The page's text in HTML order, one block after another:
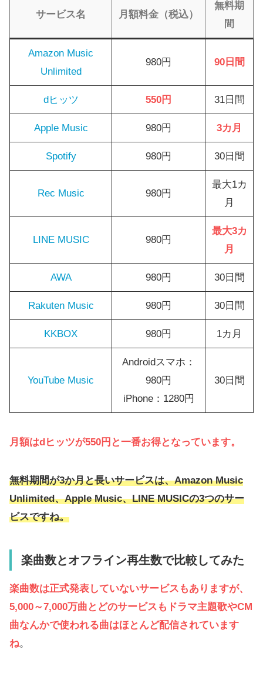
サービス名 月額料金（税込）
無料期
間
Amazon Music
Unlimited
980円 90日間
dヒッツ 550円 31日間
Apple Music 980円 3カ月
Spotify 980円 30日間
Rec Music 980円
最大1カ
月
LINE MUSIC 980円
最大3カ
月
AWA 980円 30日間
Rakuten Music 980円 30日間
KKBOX 980円 1カ月
YouTube Music
Androidスマホ：
980円
iPhone：1280円
30日間
月額はdヒッツが550円と一番お得となっています。
無料期間が3か月と長いサービスは、Amazon Music
Unlimited、Apple Music、LINE MUSICの3つのサー
ビスですね。
楽曲数とオフライン再生数で比較してみた
楽曲数は正式発表していないサービスもありますが、
5,000～7,000万曲とどのサービスもドラマ主題歌やCM
曲なんかで使われる曲はほとんど配信されています
ね。